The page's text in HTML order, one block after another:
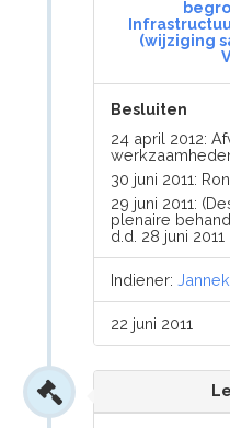
(wijziging
Besluiten
24 april 2012:
30 juni 2011:
29 juni 2011:
plenaire
d.d. 28 juni 2011
Indiener:
22 juni 2011